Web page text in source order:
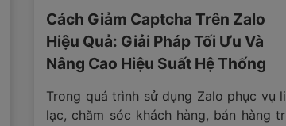
Cách Giảm Captcha Trên Zalo
Hiệu Quả: Giải Pháp Tối Ưu Và
Nâng Cao Hiệu Suất Hệ Thống
Trong quá trình sử dụng Zalo phục vụ
lạc, chăm sóc khách hàng, bán hàng